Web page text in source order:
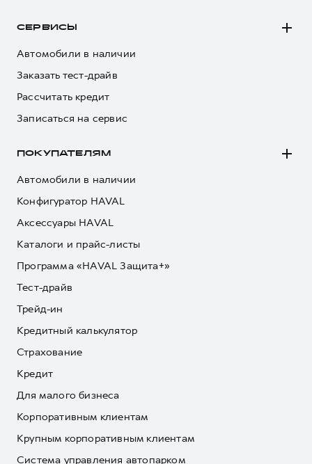
СЕРВИСЫ
Автомобили в наличии
Заказать тест-драйв
Рассчитать кредит
Записаться на сервис
ПОКУПАТЕЛЯМ
Автомобили в наличии
Конфигуратор HAVAL
Аксессуары HAVAL
Каталоги и прайс-листы
Программа «HAVAL Защита+»
Тест-драйв
Трейд-ин
Кредитный калькулятор
Страхование
Кредит
Для малого бизнеса
Корпоративным клиентам
Крупным корпоративным клиентам
Система управления автопарком